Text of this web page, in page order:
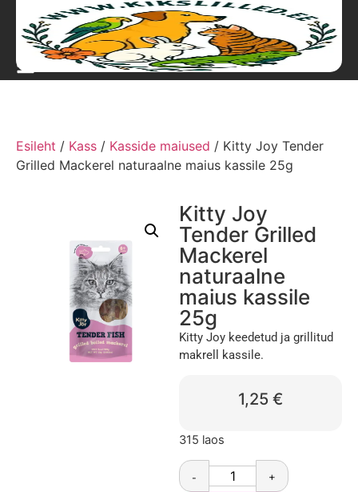
Esileht / Kass / Kasside maiused / Kitty Joy Tender
Grilled Mackerel naturaalne maius kassile 25g
Kitty Joy
Tender Grilled
Mackerel
naturaalne
maius kassile
25g
Kitty Joy keedetud ja grillitud
makrell kassile.
1,25 €
315 laos
- +